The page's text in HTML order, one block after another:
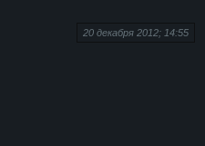
20 декабря 2012; 14:55